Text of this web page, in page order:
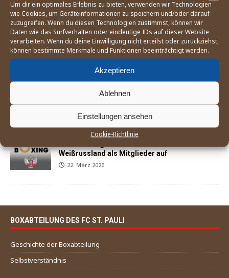
Um dir ein optimales Erlebnis zu bieten, verwenden wir Technologien
wie Cookies, um Geräteinformationen zu speichern und/oder darauf
zuzugreifen. Wenn du diesen Technologien zustimmst, können wir
Daten wie das Surfverhalten oder eindeutige IDs auf dieser Website
verarbeiten. Wenn du deine Einwilligung nicht erteilst oder zurückziehst,
können bestimmte Merkmale und Funktionen beeinträchtigt werden.
Akzeptieren
Ablehnen
Einstellungen ansehen
Cookie-Richtlinie
England Boxing betrachtet Mitgliedsverband
»East Midland« als gescheitert
25. April 2026
Siegen in Buxtehude auf den Kiez zurück
Weißrussland als Mitglieder auf
22. März 2026
BOXABTEILUNG DES FC ST. PAULI
Geschichte der Boxabteilung
Selbstverständnis